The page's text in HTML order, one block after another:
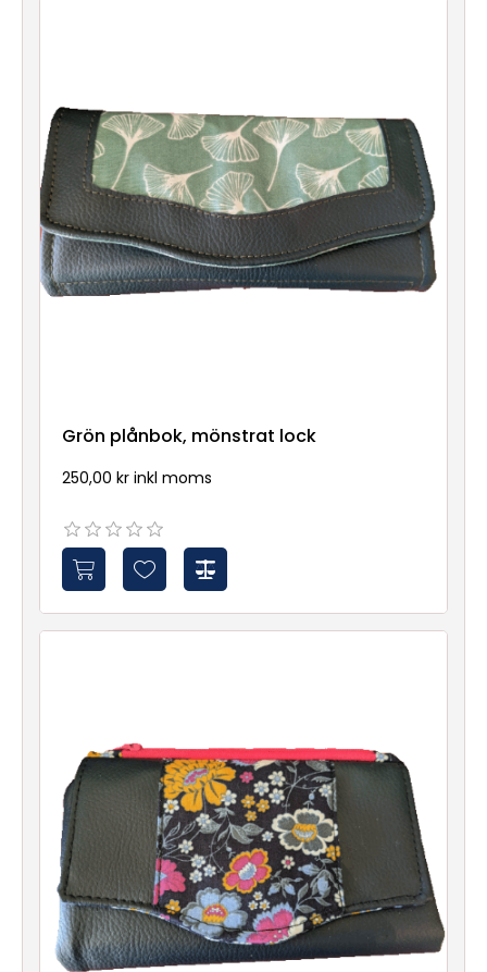
Grön plånbok, mönstrat lock
250,00 kr inkl moms